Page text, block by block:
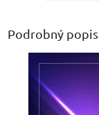
Podrobný popis